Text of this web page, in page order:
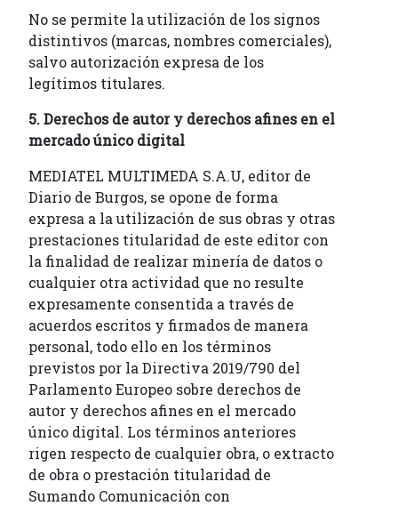
No se permite la utilización de los signos
distintivos (marcas, nombres comerciales),
salvo autorización expresa de los
legítimos titulares.
5. Derechos de autor y derechos afines en el
mercado único digital
MEDIATEL MULTIMEDA S.A.U, editor de
Diario de Burgos, se opone de forma
expresa a la utilización de sus obras y otras
prestaciones titularidad de este editor con
la finalidad de realizar minería de datos o
cualquier otra actividad que no resulte
expresamente consentida a través de
acuerdos escritos y firmados de manera
personal, todo ello en los términos
previstos por la Directiva 2019/790 del
Parlamento Europeo sobre derechos de
autor y derechos afines en el mercado
único digital. Los términos anteriores
rigen respecto de cualquier obra, o extracto
de obra o prestación titularidad de
Sumando Comunicación con